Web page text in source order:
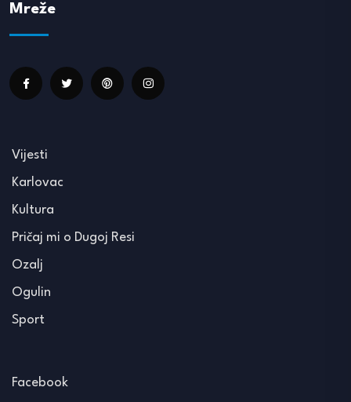
Mreže
Vijesti
Karlovac
Kultura
Pričaj mi o Dugoj Resi
Ozalj
Ogulin
Sport
Facebook